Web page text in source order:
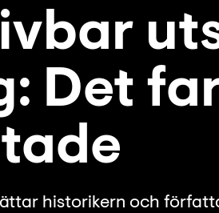
Det
historikern och